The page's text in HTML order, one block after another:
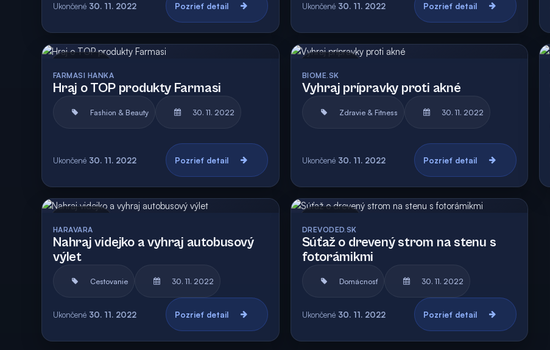
Ukončené 30. 11. 2022 Pozrieť detail Ukončené 30. 11. 2022 Pozrieť detail
FARMASI HANKA
Hraj o TOP produkty Farmasi
Fashion & Beauty 30. 11. 2022
Ukončené 30. 11. 2022 Pozrieť detail
BIOME.SK
Vyhraj prípravky proti akné
Zdravie & Fitness 30. 11. 2022
Ukončené 30. 11. 2022 Pozrieť detail
HARAVARA
Nahraj videjko a vyhraj autobusový
výlet
Cestovanie 30. 11. 2022
Ukončené 30. 11. 2022 Pozrieť detail
DREVODED.SK
Súťaž o drevený strom na stenu s
fotorámikmi
Domácnosť 30. 11. 2022
Ukončené 30. 11. 2022 Pozrieť detail